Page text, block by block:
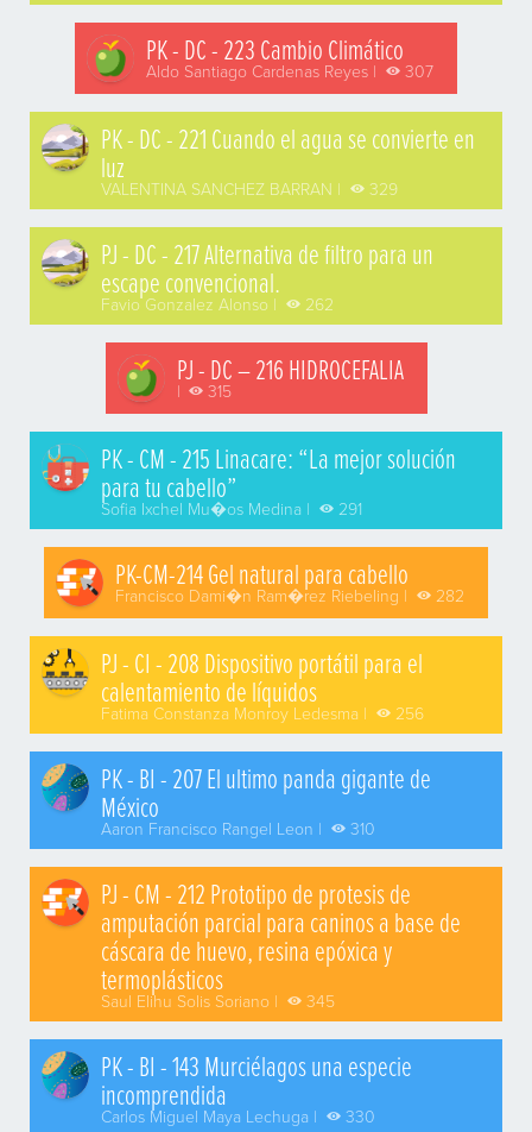
PK - DC - 223 Cambio Climático
Aldo Santiago Cardenas Reyes | 307
PK - DC - 221 Cuando el agua se convierte en
luz
VALENTINA SANCHEZ BARRAN | 329
PJ - DC - 217 Alternativa de filtro para un
escape convencional.
Favio Gonzalez Alonso | 262
PJ - DC – 216 HIDROCEFALIA
| 315
PK - CM - 215 Linacare: “La mejor solución
para tu cabello”
Sofia Ixchel Mu�os Medina | 291
PK-CM-214 Gel natural para cabello
Francisco Dami�n Ram�rez Riebeling | 282
PJ - CI - 208 Dispositivo portátil para el
calentamiento de líquidos
Fatima Constanza Monroy Ledesma | 256
PK - BI - 207 El ultimo panda gigante de
México
Aaron Francisco Rangel Leon | 310
PJ - CM - 212 Prototipo de protesis de
amputación parcial para caninos a base de
cáscara de huevo, resina epóxica y
termoplásticos
Saul Elihu Solis Soriano | 345
PK - BI - 143 Murciélagos una especie
incomprendida
Carlos Miguel Maya Lechuga | 330